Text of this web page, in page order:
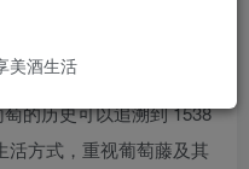
老的家族酒庄，位于海
的历史可以追溯到 1538
活方式，重视葡萄藤及其
美酒生活